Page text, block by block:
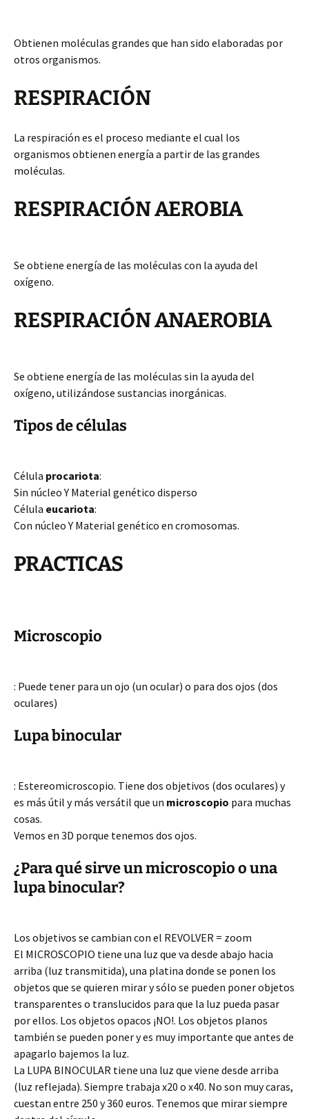
Obtienen moléculas grandes que han sido elaboradas por
otros organismos.
RESPIRACIÓN
La respiración es el proceso mediante el cual los
organismos obtienen energía a partir de las grandes
moléculas.
RESPIRACIÓN AEROBIA
Se obtiene energía de las moléculas con la ayuda del
oxígeno.
RESPIRACIÓN ANAEROBIA
Se obtiene energía de las moléculas sin la ayuda del
oxígeno, utilizándose sustancias inorgánicas.
Tipos de células
Célula procariota:
Sin núcleo Y Material genético disperso
Célula eucariota:
Con núcleo Y Material genético en cromosomas.
PRACTICAS
Microscopio
: Puede tener para un ojo (un ocular) o para dos ojos (dos
oculares)
Lupa binocular
: Estereomicroscopio. Tiene dos objetivos (dos oculares) y
es más útil y más versátil que un microscopio para muchas
cosas.
Vemos en 3D porque tenemos dos ojos.
¿Para qué sirve un microscopio o una
lupa binocular?
Los objetivos se cambian con el REVOLVER = zoom
El MICROSCOPIO tiene una luz que va desde abajo hacia
arriba (luz transmitida), una platina donde se ponen los
objetos que se quieren mirar y sólo se pueden poner objetos
transparentes o translucidos para que la luz pueda pasar
por ellos. Los objetos opacos ¡NO!. Los objetos planos
también se pueden poner y es muy importante que antes de
apagarlo bajemos la luz.
La LUPA BINOCULAR tiene una luz que viene desde arriba
(luz reflejada). Siempre trabaja x20 o x40. No son muy caras,
cuestan entre 250 y 360 euros. Tenemos que mirar siempre